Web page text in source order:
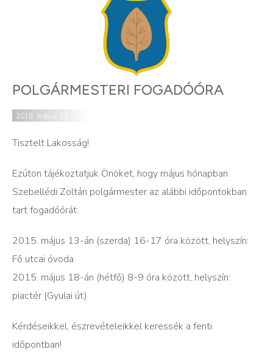
POLGÁRMESTERI FOGADÓÓRA
2015. május 12.
Tisztelt Lakosság!
Ezúton tájékoztatjuk Önöket, hogy május hónapban
Szebellédi Zoltán polgármester az alábbi időpontokban
tart fogadóórát:
2015. május 13-án (szerda) 16-17 óra között, helyszín:
Fő utcai óvoda
2015. május 18-án (hétfő) 8-9 óra között, helyszín:
piactér (Gyulai út)
Kérdéseikkel, észrevételeikkel keressék a fenti
időpontban!